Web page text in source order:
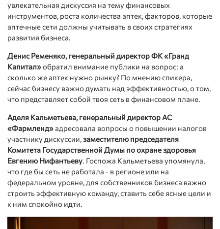
увлекательная дискуссия на тему финансовых
инструментов, роста количества аптек, факторов, которые
аптечные сети должны учитывать в своих стратегиях
развития бизнеса.
Денис Ременяко, генеральный директор ФК «Гранд
Капитал»обратил внимание публики на вопрос: а
сколько же аптек нужно рынку? По мнению спикера,
сейчас бизнесу важно думать над эффективностью, о том,
что представляет собой твоя сеть в финансовом плане.
Аделя Кальметьева, генеральный директор АС
«Фармленд»адресовала вопросы о повышении налогов
участнику дискуссии,заместителю председателя
Комитета Государственной Думы по охране здоровья
Евгению Нифантьеву. Госпожа Кальметьева упомянула,
что где бы сеть не работала - в регионе или на
федеральном уровне, для собственников бизнеса важно
строить эффективную команду, ставить себе ясные цели и
к ним спокойно идти.